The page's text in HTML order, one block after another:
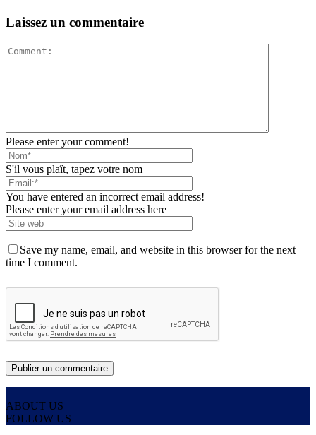
Laissez un commentaire
Please enter your comment!
S'il vous plaît, tapez votre nom
You have entered an incorrect email address!
Please enter your email address here
Save my name, email, and website in this browser for the next
time I comment.
ABOUT US
FOLLOW US